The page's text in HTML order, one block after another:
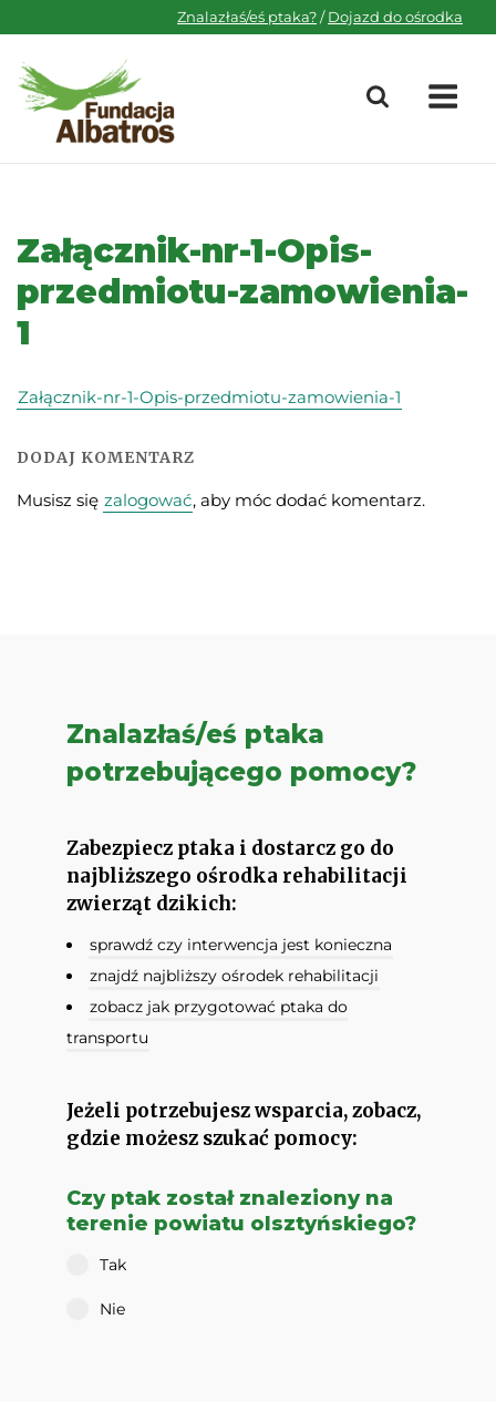
to
content
Znalazłaś/eś ptaka?/Dojazd do ośrodka
Załącznik-nr-1-Opis-
przedmiotu-zamowienia-
1
Załącznik-nr-1-Opis-przedmiotu-zamowienia-1
DODAJ KOMENTARZ
Musisz się zalogować, aby móc dodać komentarz.
Znalazłaś/eś ptaka
potrzebującego pomocy?
Zabezpiecz ptaka i dostarcz go do
najbliższego ośrodka rehabilitacji
zwierząt dzikich:
sprawdź czy interwencja jest konieczna
znajdź najbliższy ośrodek rehabilitacji
zobacz jak przygotować ptaka do
transportu
Jeżeli potrzebujesz wsparcia, zobacz,
gdzie możesz szukać pomocy:
Czy ptak został znaleziony na
terenie powiatu olsztyńskiego?
Tak
Nie